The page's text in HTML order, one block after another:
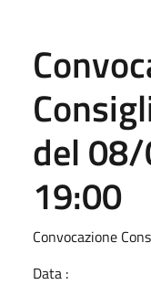
del
19:00
Convocazione
Data :